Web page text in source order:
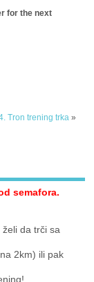
for the next
Tron trening trka»
semafora.
da trči sa
2km) ili pak